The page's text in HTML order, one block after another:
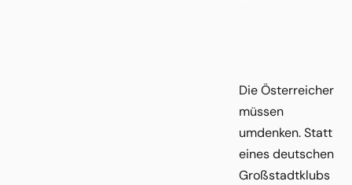
Die Österreicher
müssen
umdenken. Statt
eines deutschen
Großstadtklubs